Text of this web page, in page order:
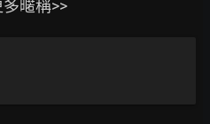
暱稱>>